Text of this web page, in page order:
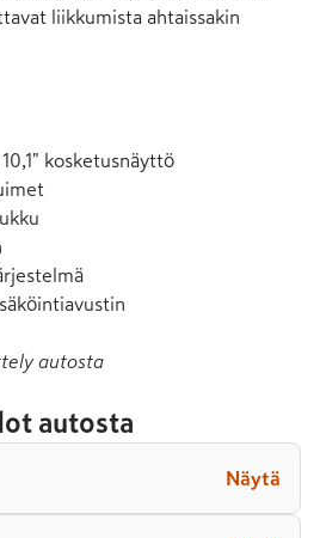
liikkumista ahtaissakin
kosketusnäyttö
autosta
autosta
Näytä